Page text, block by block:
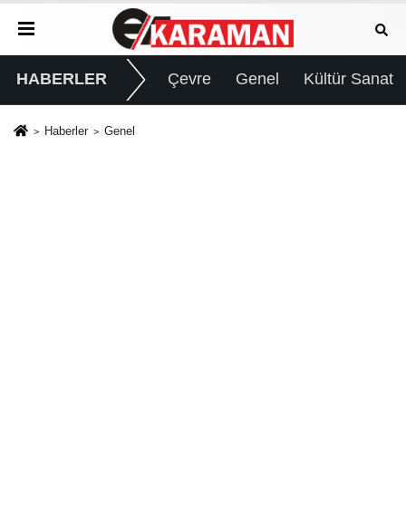
HABERLER Çevre Genel Kültür Sanat
Haberler Genel